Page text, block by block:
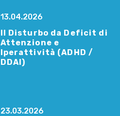
13.04.2026
Il Disturbo da Deficit di
Attenzione e
Iperattività (ADHD /
DDAI)
23.03.2026